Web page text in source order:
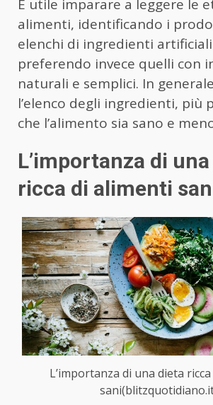
È utile imparare a leggere le
alimenti, identificando i
elenchi di ingredienti
preferendo invece quelli con
naturali e semplici. In
l’elenco degli ingredienti, più
che l’alimento sia sano e
L’importanza di
ricca di alimenti
L’importanza di una dieta